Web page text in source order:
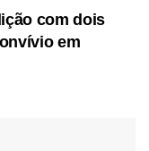
com dois
em